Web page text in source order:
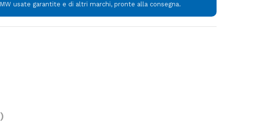
usate garantite e di altri marchi, pronte alla consegna.